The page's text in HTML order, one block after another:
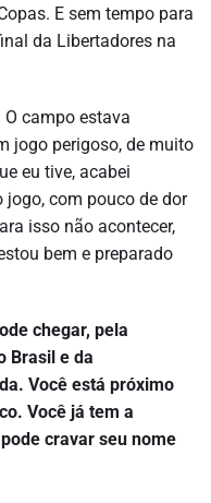
E sem tempo para
da Libertadores na
campo estava
jogo perigoso, de muito
eu tive, acabei
com pouco de dor
isso não acontecer,
bem e preparado
chegar, pela
Brasil e da
Você está próximo
Você já tem a
cravar seu nome